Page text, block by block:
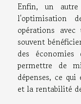
Enfin, un autre
l'optimisation
opérations
souvent
des économies
permettre de
dépenses, ce
et la rentabilité